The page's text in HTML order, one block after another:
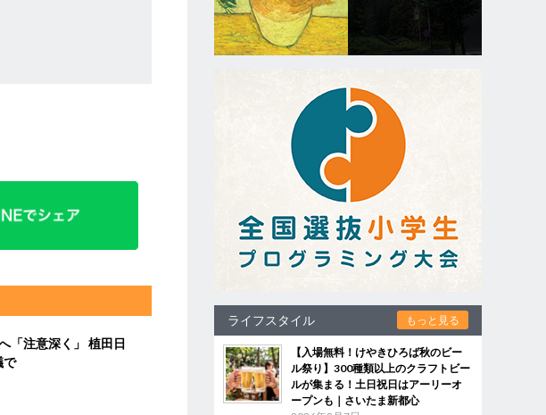
「注意深く」 植田日
で
ライフスタイル もっと見る
【入場無料！けやきひろば秋のビー
ル祭り】300種類以上のクラフトビー
ルが集まる！土日祝日はアーリーオ
ープンも｜さいたま新都心